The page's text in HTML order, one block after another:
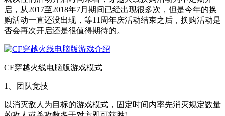
启，从2017至2018年7月期间已经出现很多次，但是今年的换
购活动一直还没出现，等11周年庆活动结束之后，换购活动是
否会再次开启还是很值得期待的。
CF穿越火线电脑版游戏模式
1、团队竞技
以消灭敌人为目标的游戏模式，固定时间内率先消灭规定数量